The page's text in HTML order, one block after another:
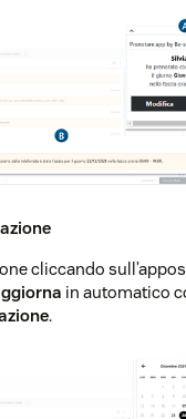
cliccando
in automatico
.